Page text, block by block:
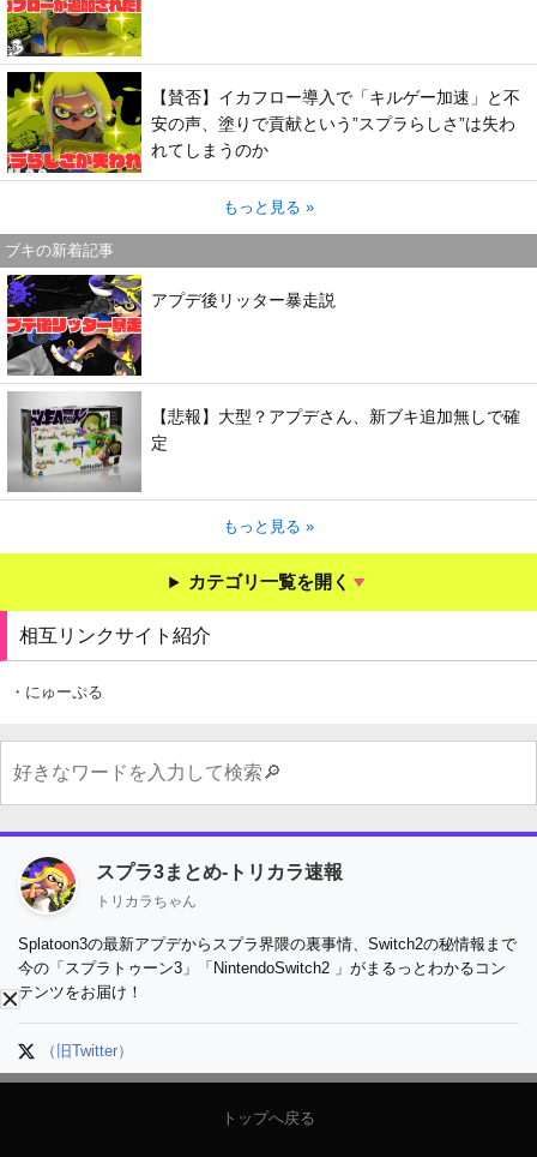
【賛否】イカフロー導入で「キルゲー加速」と不
安の声、塗りで貢献という”スプラらしさ”は失わ
れてしまうのか
もっと見る »
ブキの新着記事
アプデ後リッター暴走説
【悲報】大型？アプデさん、新ブキ追加無しで確
定
もっと見る »
カテゴリ一覧を開く
相互リンクサイト紹介
・にゅーぷる
スプラ3まとめ-トリカラ速報
トリカラちゃん
Splatoon3の最新アプデからスプラ界隈の裏事情、Switch2の秘情報まで
今の「スプラトゥーン3」「NintendoSwitch2 」がまるっとわかるコン
テンツをお届け！
（旧Twitter）
トップへ戻る